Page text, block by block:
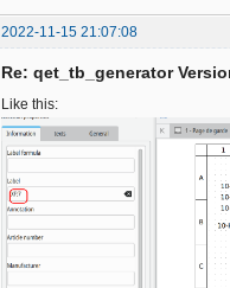
2022-11-15 21:07:08
Re: qet_tb_generator
Like this: